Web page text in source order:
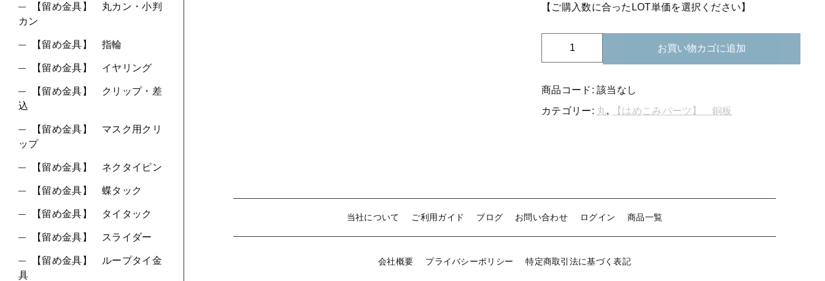
【ご購入数に合ったLOT単価を選択ください】
032
銅
板
お買い物カゴに追加
商品コード:該当なし
カテゴリー: 丸, 【はめこみパーツ】 銅板
当社について ご利用ガイド ブログ お問い合わせ ログイン 商品一覧
会社概要 プライバシーポリシー 特定商取引法に基づく表記
【留め金具】 丸カン・小判
カン
【留め金具】 指輪
【留め金具】 イヤリング
【留め金具】 クリップ・差
込
【留め金具】 マスク用クリ
ップ
【留め金具】 ネクタイピン
【留め金具】 蝶タック
【留め金具】 タイタック
【留め金具】 スライダー
【留め金具】 ループタイ金
具
【留め金具】 丸カン・小判カン
【留め金具】 指輪
【留め金具】 イヤリング
【留め金具】 クリップ・差込
【留め金具】 タイタック
【留め金具】 スライダー
【留め金具】 ループタイ金具